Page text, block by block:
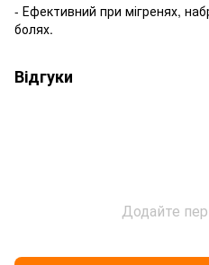
- Ефективний при мігренях,
болях.
Відгуки
Додайте